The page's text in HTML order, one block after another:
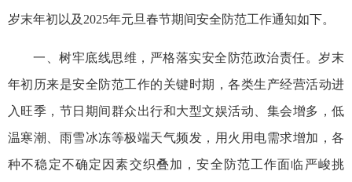
岁末年初以及2025年元旦春节期间安全防范工作通知如下。
一、树牢底线思维，严格落实安全防范政治责任。岁末
年初历来是安全防范工作的关键时期，各类生产经营活动进
入旺季，节日期间群众出行和大型文娱活动、集会增多，低
温寒潮、雨雪冰冻等极端天气频发，用火用电需求增加，各
种不稳定不确定因素交织叠加，安全防范工作面临严峻挑